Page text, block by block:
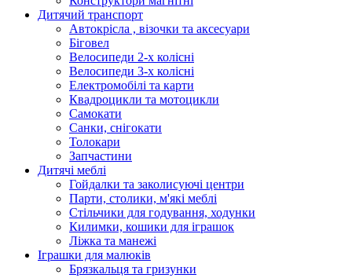
Дитячий транспорт
Автокрісла , візочки та аксесуари
Біговел
Велосипеди 2-х колісні
Велосипеди 3-х колісні
Електромобілі та карти
Квадроцикли та мотоцикли
Самокати
Санки, снігокати
Толокари
Запчастини
Дитячі меблі
Гойдалки та заколисуючі центри
Парти, столики, м'які меблі
Стільчики для годування, ходунки
Килимки, кошики для іграшок
Ліжка та манежі
Іграшки для малюків
Брязкальця та гризунки